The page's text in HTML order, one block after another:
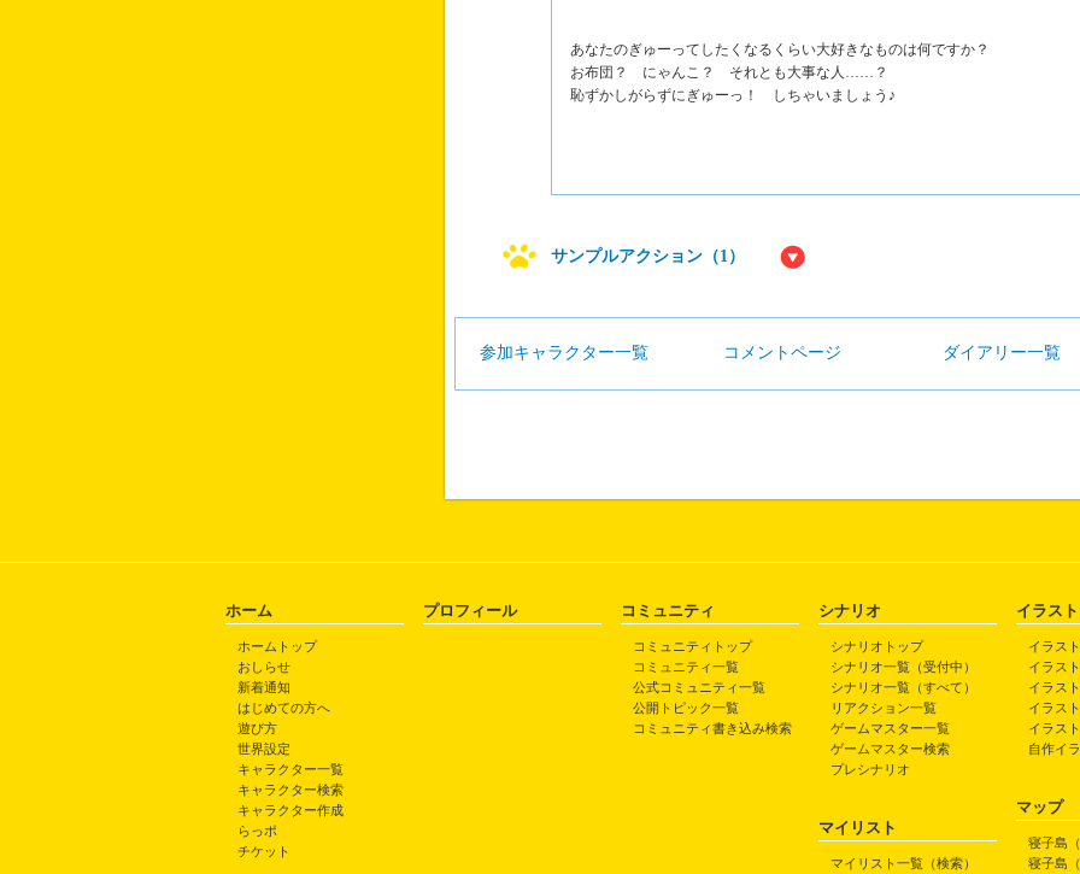
あなたのぎゅーってしたくなるくらい大好きなものは何ですか？
お布団？ にゃんこ？ それとも大事な人……？
恥ずかしがらずにぎゅーっ！ しちゃいましょう♪
サンプルアクション（1）
参加キャラクター一覧 コメントページ ダイアリー一覧
ホーム
ホームトップ
おしらせ
新着通知
はじめての方へ
遊び方
世界設定
キャラクター一覧
キャラクター検索
キャラクター作成
らっポ
チケット
プロフィール コミュニティ
コミュニティトップ
コミュニティ一覧
公式コミュニティ一覧
公開トピック一覧
コミュニティ書き込み検索
シナリオ
シナリオトップ
シナリオ一覧（受付中）
シナリオ一覧（すべて）
リアクション一覧
ゲームマスター一覧
ゲームマスター検索
プレシナリオ
マイリスト
マイリスト一覧（検索）
イラスト
イラス
イラス
イラス
イラス
イラス
自作イ
マップ
寝子島
寝子島